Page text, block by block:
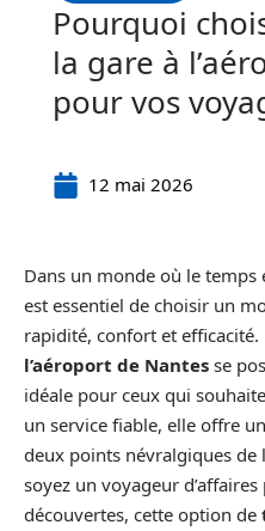
Pourquoi
la gare à
pour vos
12 mai 2026
Dans un monde où le temps
est essentiel de choisir un
rapidité, confort et efficacité.
l’aéroport de Nantes se
idéale pour ceux qui
un service fiable, elle offre
deux points névralgiques de
soyez un voyageur
découvertes, cette option de